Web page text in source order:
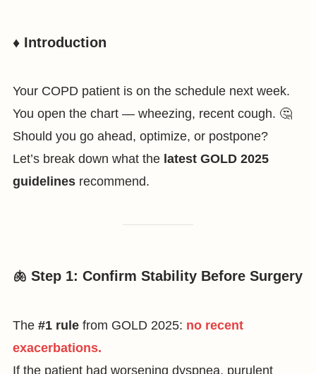
♦️ Introduction
Your COPD patient is on the schedule next week.
You open the chart — wheezing, recent cough. 🤔
Should you go ahead, optimize, or postpone?
Let’s break down what the latest GOLD 2025
guidelinesrecommend.
🫁 Step 1: Confirm Stability Before Surgery
The #1 rulefrom GOLD 2025: no recent
exacerbations.
If the patient had worsening dyspnea, purulent